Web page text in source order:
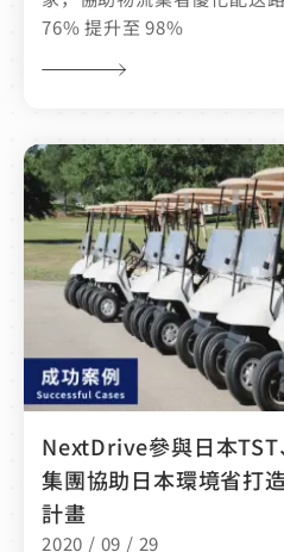
76% 提升至 98%
NextDrive參與日本
集團協助日本環境省打
計畫
2020 / 09 / 29